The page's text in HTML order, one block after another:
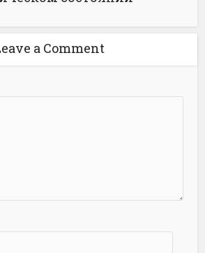
a Comment